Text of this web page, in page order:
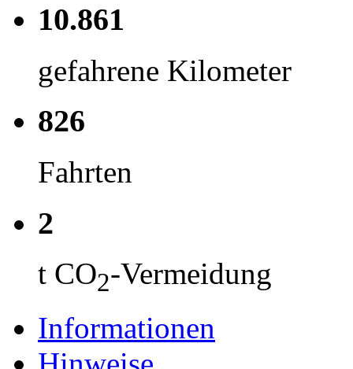
10.861
gefahrene Kilometer
826
Fahrten
2
t CO2-Vermeidung
Informationen